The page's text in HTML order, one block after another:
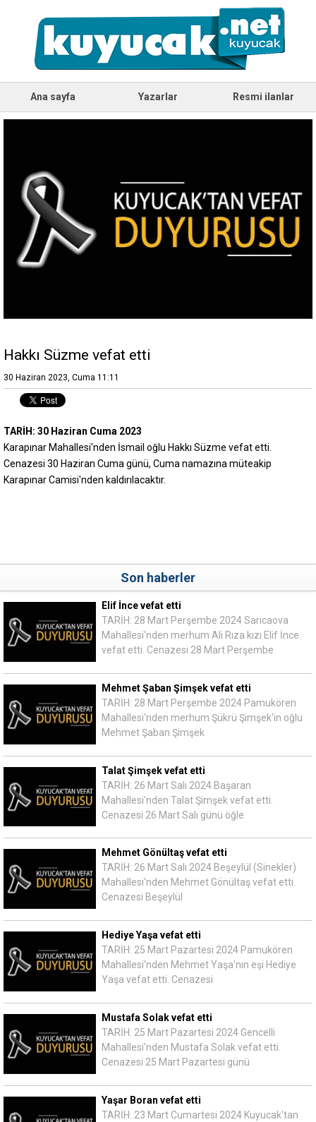
Ana sayfa Yazarlar Resmi ilanlar
Hakkı Süzme vefat etti
30 Haziran 2023, Cuma 11:11
TARİH: 30 Haziran Cuma 2023
Karapınar Mahallesi'nden İsmail oğlu Hakkı Süzme vefat etti.
Cenazesi 30 Haziran Cuma günü, Cuma namazına müteakip
Karapınar Camisi'nden kaldırılacaktır.
Son haberler
Elif İnce vefat etti
TARİH: 28 Mart Perşembe 2024 Sarıcaova
Mahallesi'nden merhum Ali Rıza kızı Elif İnce
vefat etti. Cenazesi 28 Mart Perşembe
Mehmet Şaban Şimşek vefat etti
TARİH: 28 Mart Perşembe 2024 Pamukören
Mahallesi'nden merhum Şükrü Şimşek'in oğlu
Mehmet Şaban Şimşek
Talat Şimşek vefat etti
TARİH: 26 Mart Salı 2024 Başaran
Mahallesi'nden Talat Şimşek vefat etti.
Cenazesi 26 Mart Salı günü öğle
Mehmet Gönültaş vefat etti
TARİH: 26 Mart Salı 2024 Beşeylül (Sinekler)
Mahallesi'nden Mehmet Gönültaş vefat etti.
Cenazesi Beşeylül
Hediye Yaşa vefat etti
TARİH: 25 Mart Pazartesi 2024 Pamukören
Mahallesi'nden Mehmet Yaşa'nın eşi Hediye
Yaşa vefat etti. Cenazesi
Mustafa Solak vefat etti
TARİH: 25 Mart Pazartesi 2024 Gencelli
Mahallesi'nden Mustafa Solak vefat etti.
Cenazesi 25 Mart Pazartesi günü
Yaşar Boran vefat etti
TARİH: 23 Mart Cumartesi 2024 Kuyucak'tan